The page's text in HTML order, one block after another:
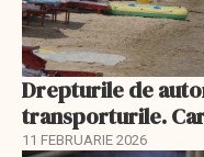
Drepturile de
transporturile.
11 FEBRUARIE 2026